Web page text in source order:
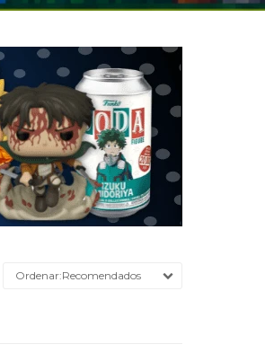
Recomendados